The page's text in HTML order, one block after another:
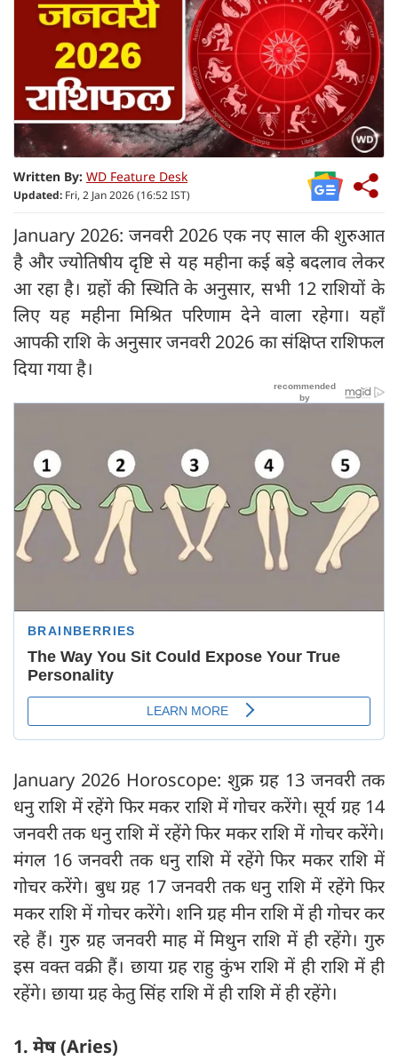
Written By: WD Feature Desk
Updated: Fri, 2 Jan 2026 (16:52 IST)
January 2026: जनवरी 2026 एक नए साल की शुरुआत
है और ज्योतिषीय दृष्टि से यह महीना कई बड़े बदलाव लेकर
आ रहा है। ग्रहों की स्थिति के अनुसार, सभी 12 राशियों के
लिए यह महीना मिश्रित परिणाम देने वाला रहेगा। यहाँ
आपकी राशि के अनुसार जनवरी 2026 का संक्षिप्त राशिफल
दिया गया है।
January 2026 Horoscope: शुक्र ग्रह 13 जनवरी तक
धनु राशि में रहेंगे फिर मकर राशि में गोचर करेंगे। सूर्य ग्रह 14
जनवरी तक धनु राशि में रहेंगे फिर मकर राशि में गोचर करेंगे।
मंगल 16 जनवरी तक धनु राशि में रहेंगे फिर मकर राशि में
गोचर करेंगे। बुध ग्रह 17 जनवरी तक धनु राशि में रहेंगे फिर
मकर राशि में गोचर करेंगे। शनि ग्रह मीन राशि में ही गोचर कर
रहे हैं। गुरु ग्रह जनवरी माह में मिथुन राशि में ही रहेंगे। गुरु
इस वक्त वक्री हैं। छाया ग्रह राहु कुंभ राशि में ही राशि में ही
रहेंगे। छाया ग्रह केतु सिंह राशि में ही राशि में ही रहेंगे।
1. मेष (Aries)